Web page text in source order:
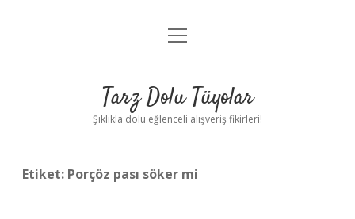
Anasayfa
Yasal Uyarı
menüyü
Tarz Dolu Tüyolar
Şıklıkla dolu eğlenceli alışveriş fikirleri!
Etiket: Porçöz pası söker mi